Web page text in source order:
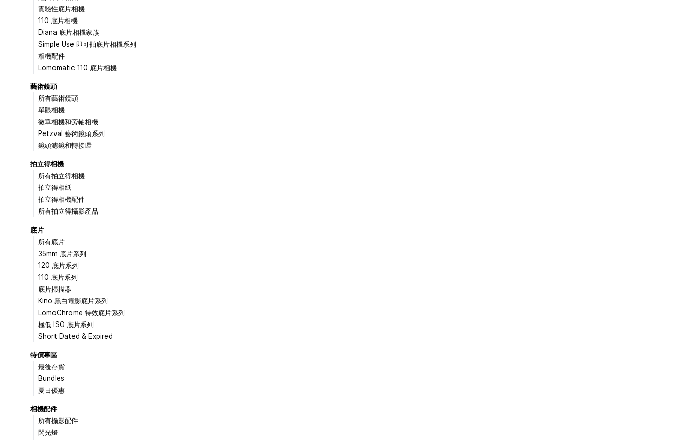
實驗性底片相機
110 底片相機
Diana 底片相機家族
Simple Use 即可拍底片相機系列
相機配件
Lomomatic 110 底片相機
藝術鏡頭
所有藝術鏡頭
單眼相機
微單相機和旁軸相機
Petzval 藝術鏡頭系列
鏡頭濾鏡和轉接環
拍立得相機
所有拍立得相機
拍立得相紙
拍立得相機配件
所有拍立得攝影產品
底片
所有底片
35mm 底片系列
120 底片系列
110 底片系列
底片掃描器
Kino 黑白電影底片系列
LomoChrome 特效底片系列
極低 ISO 底片系列
Short Dated & Expired
特價專區
最後存貨
Bundles
夏日優惠
相機配件
所有攝影配件
閃光燈